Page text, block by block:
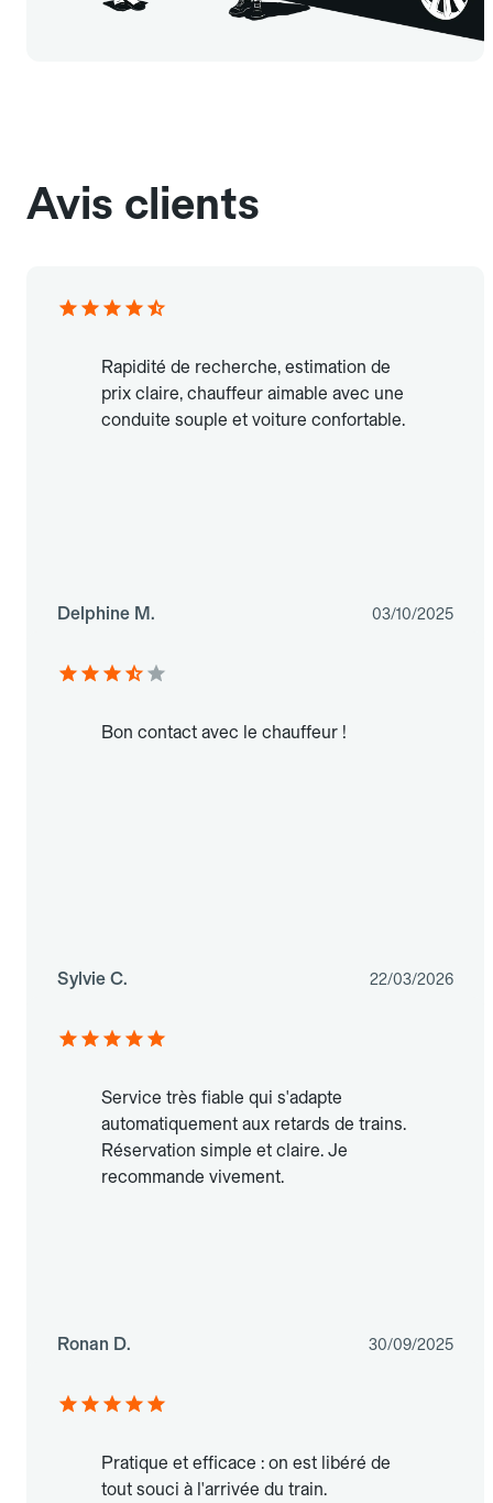
Avis clients
Rapidité de recherche, estimation de
prix claire, chauffeur aimable avec une
conduite souple et voiture confortable.
Delphine M. 03/10/2025
Bon contact avec le chauffeur !
Sylvie C. 22/03/2026
Service très fiable qui s'adapte
automatiquement aux retards de trains.
Réservation simple et claire. Je
recommande vivement.
Ronan D. 30/09/2025
Pratique et efficace : on est libéré de
tout souci à l'arrivée du train.